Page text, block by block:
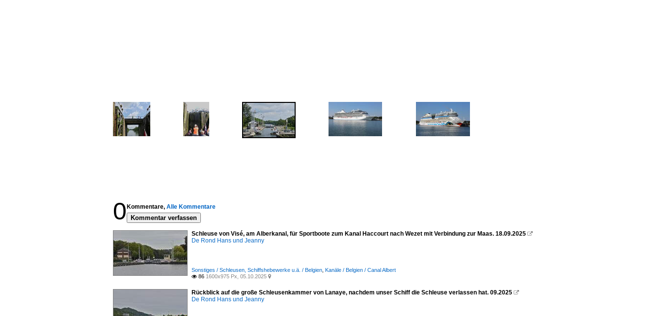
0 Kommentare, Alle Kommentare
Kommentar verfassen
Schleuse von Visé, am Alberkanal, für Sportboote zum Kanal Haccourt nach Wezet mit Verbindung zur Maas. 18.09.2025 
De Rond Hans und Jeanny
Sonstiges / Schleusen, Schiffshebewerke u.ä. / Belgien Kanäle / Belgien / Canal Albert
 86 1600x975 Px, 05.10.2025 
Rückblick auf die große Schleusenkammer von Lanaye, nachdem unser Schiff die Schleuse verlassen hat. 09.2025 
De Rond Hans und Jeanny